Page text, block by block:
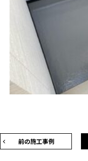
前の施工事例